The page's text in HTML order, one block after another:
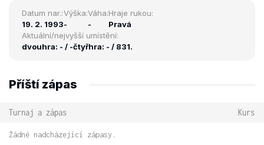
Datum nar.:
19. 2. 1993
Výška:
-
Váha:
-
Hraje rukou:
Pravá
Aktuální/nejvyšší umístění:
dvouhra: - / -čtyřhra: - / 831.
Příští zápas
Turnaj a zápas Kurs
Žádné nadcházející zápasy.